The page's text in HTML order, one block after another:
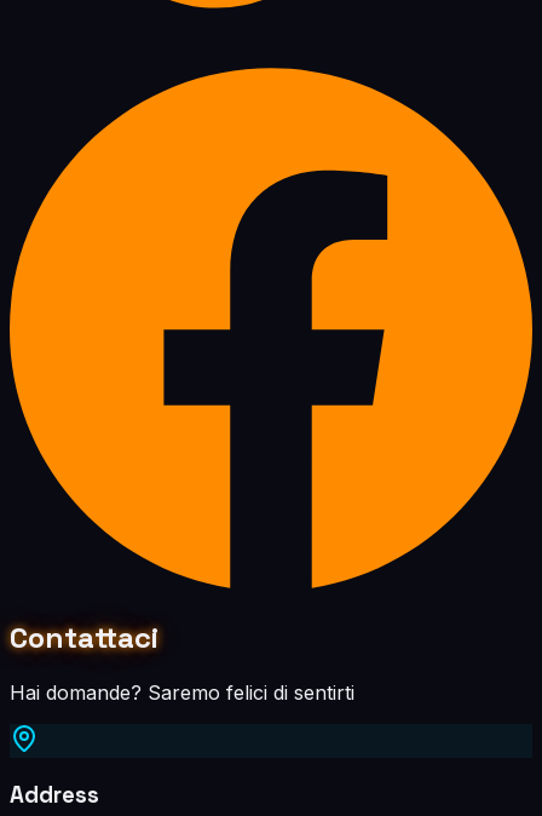
Contattaci
Hai domande? Saremo felici di sentirti
Address